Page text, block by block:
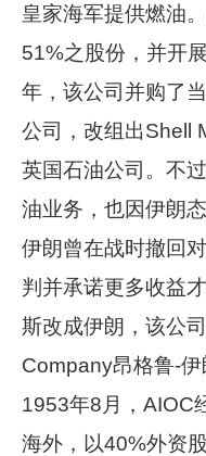
皇家海军提供燃油
51%之股份，并开
年，该公司并购了
公司，改组出Shell
英国石油公司。不
油业务，也因伊朗
伊朗曾在战时撤回
判并承诺更多收益
斯改成伊朗，该公
Company昂格鲁-伊
1953年8月，AIOC
海外，以40%外资